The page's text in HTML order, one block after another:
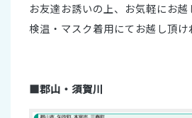
お友達お誘いの上、お気軽にお越
検温・マスク着用にてお越し頂け
■郡山・須賀川